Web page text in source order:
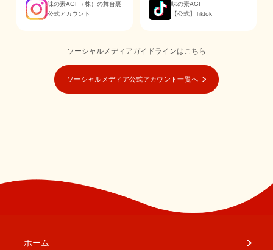
味の素AGF（株）の舞台裏
公式アカウント
味の素AGF
【公式】Tiktok
ソーシャルメディアガイドラインはこちら
ソーシャルメディア公式アカウント一覧へ
ホーム